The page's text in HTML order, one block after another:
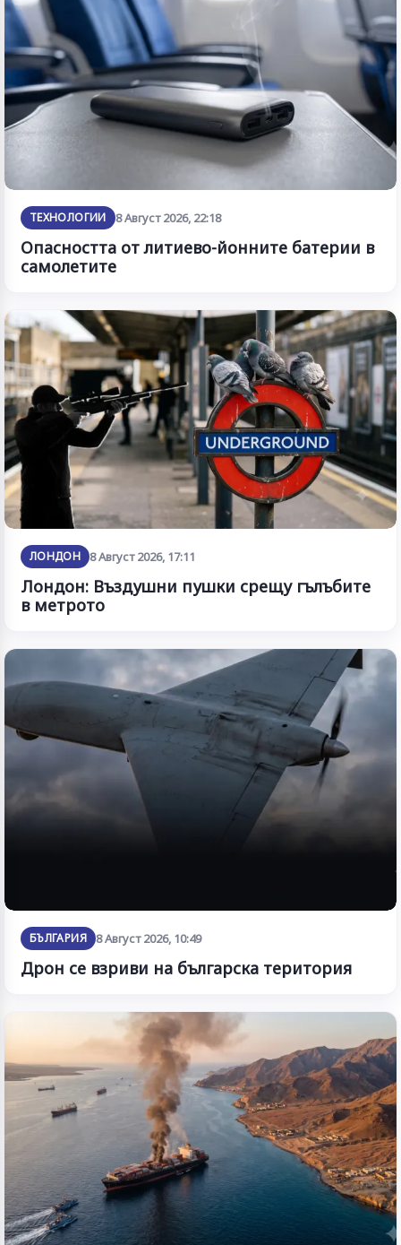
ТЕХНОЛОГИИ 8 Август 2026, 22:18
Опасността от литиево-йонните батерии в
самолетите
ЛОНДОН 8 Август 2026, 17:11
Лондон: Въздушни пушки срещу гълъбите
в метрото
БЪЛГАРИЯ 8 Август 2026, 10:49
Дрон се взриви на българска територия